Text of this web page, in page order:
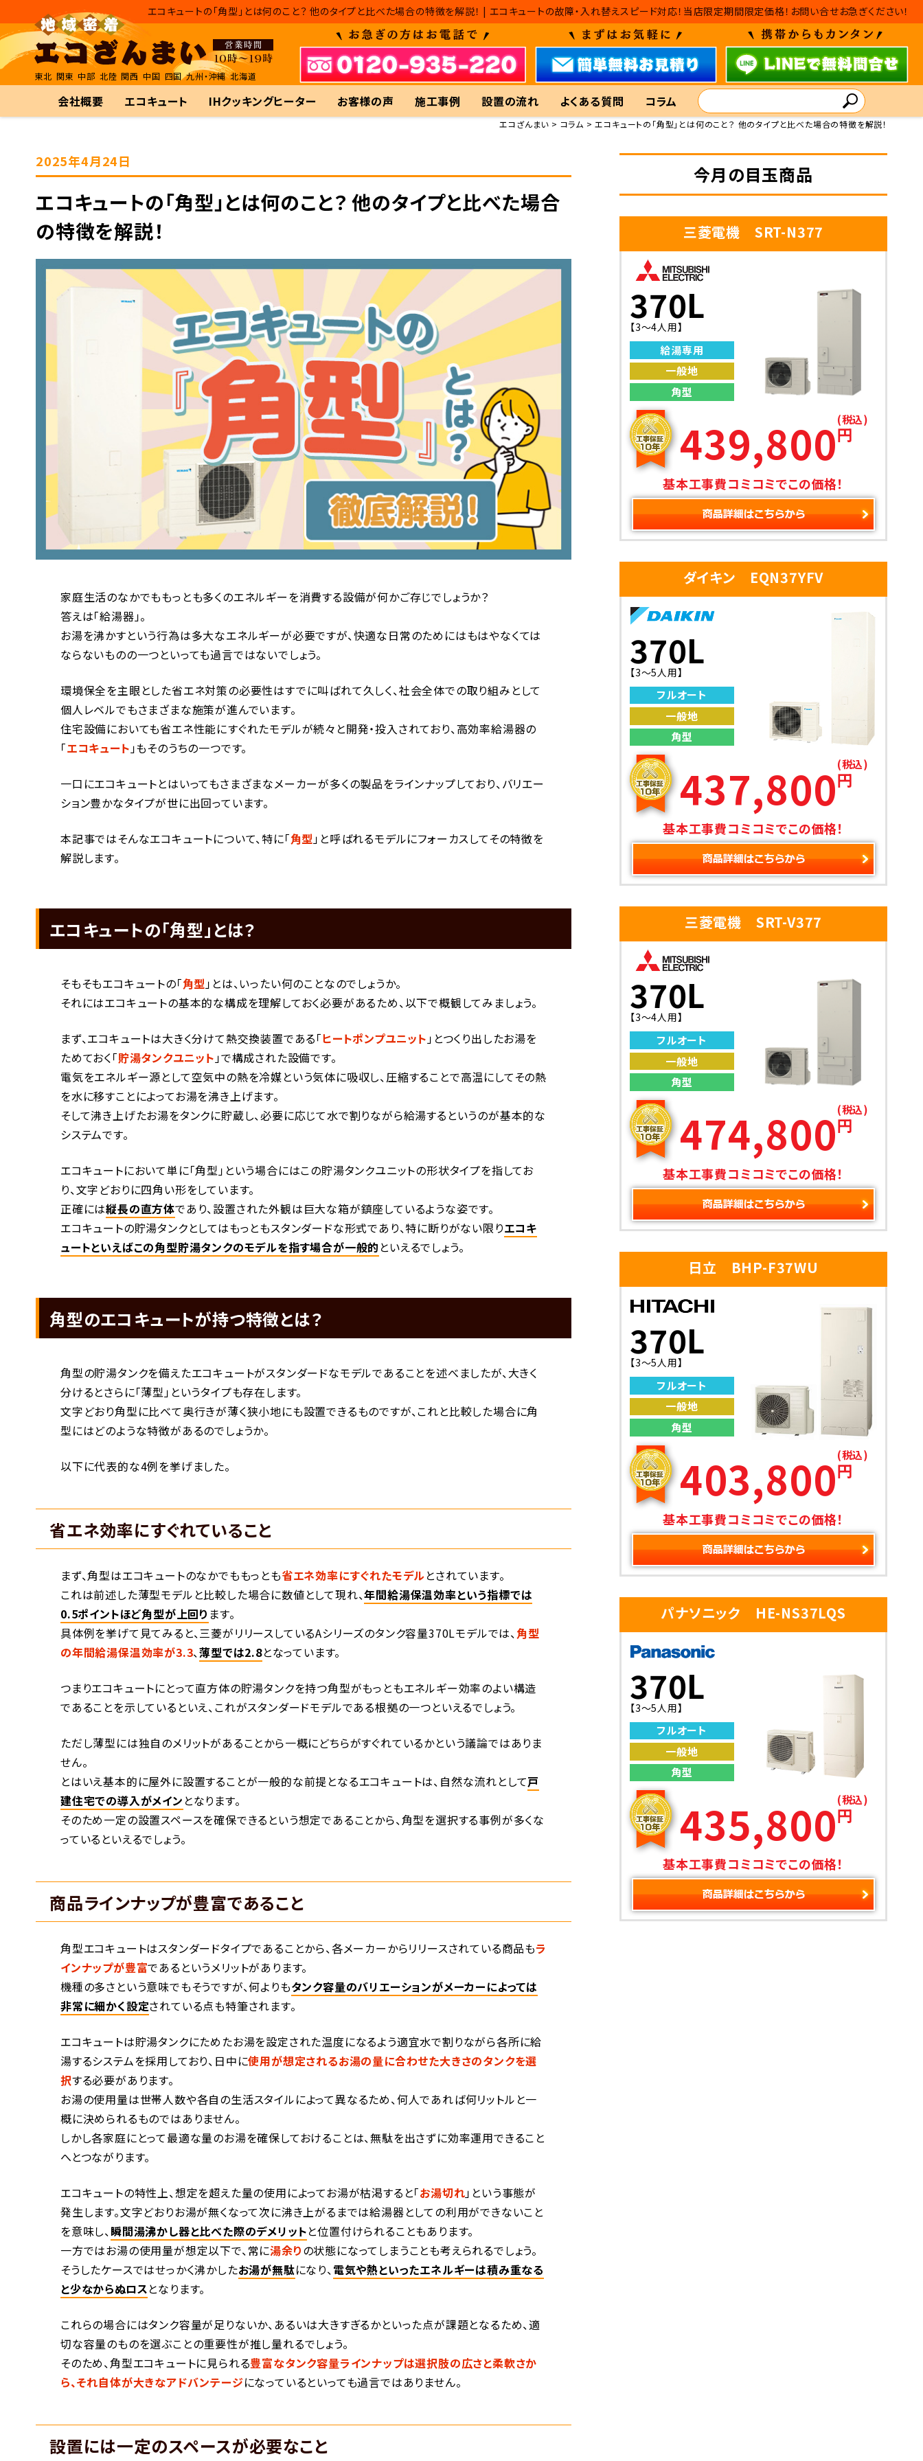
エコキュートの「角型」とは何のこと？ 他のタイプと比べた場合の特徴を解説！ | エコキュートの故障・入れ替えスピード対応！当店限定期間限定価格！お問い合せお急ぎください！
東北 関東 中部 北陸 関西 中国 四国 九州・沖縄 北海道
会社概要 エコキュート IHクッキングヒーター お客様の声 施工事例 設置の流れ よくある質問 コラム
エコざんまい コラム エコキュートの「角型」とは何のこと？ 他のタイプと比べた場合の特徴を解説！
2025年4月24日
エコキュートの「角型」とは何のこと？ 他のタイプと比べた場合
の特徴を解説！
家庭生活のなかでももっとも多くのエネルギーを消費する設備が何かご存じでしょうか？
答えは「給湯器」。
お湯を沸かすという行為は多大なエネルギーが必要ですが、快適な日常のためにはもはやなくては
ならないものの一つといっても過言ではないでしょう。
環境保全を主眼とした省エネ対策の必要性はすでに叫ばれて久しく、社会全体での取り組みとして
個人レベルでもさまざまな施策が進んでいます。
住宅設備においても省エネ性能にすぐれたモデルが続々と開発・投入されており、高効率給湯器の
「エコキュート」もそのうちの一つです。
一口にエコキュートとはいってもさまざまなメーカーが多くの製品をラインナップしており、バリエー
ション豊かなタイプが世に出回っています。
本記事ではそんなエコキュートについて、特に「角型」と呼ばれるモデルにフォーカスしてその特徴を
解説します。
エコキュートの「角型」とは？
そもそもエコキュートの「角型」とは、いったい何のことなのでしょうか。
それにはエコキュートの基本的な構成を理解しておく必要があるため、以下で概観してみましょう。
まず、エコキュートは大きく分けて熱交換装置である「ヒートポンプユニット」とつくり出したお湯を
ためておく「貯湯タンクユニット」で構成された設備です。
電気をエネルギー源として空気中の熱を冷媒という気体に吸収し、圧縮することで高温にしてその熱
を水に移すことによってお湯を沸き上げます。
そして沸き上げたお湯をタンクに貯蔵し、必要に応じて水で割りながら給湯するというのが基本的な
システムです。
エコキュートにおいて単に「角型」という場合にはこの貯湯タンクユニットの形状タイプを指してお
り、文字どおりに四角い形をしています。
正確には縦長の直方体であり、設置された外観は巨大な箱が鎮座しているような姿です。
エコキュートの貯湯タンクとしてはもっともスタンダードな形式であり、特に断りがない限りエコキ
ュートといえばこの角型貯湯タンクのモデルを指す場合が一般的といえるでしょう。
角型のエコキュートが持つ特徴とは？
角型の貯湯タンクを備えたエコキュートがスタンダードなモデルであることを述べましたが、大きく
分けるとさらに「薄型」というタイプも存在します。
文字どおり角型に比べて奥行きが薄く狭小地にも設置できるものですが、これと比較した場合に角
型にはどのような特徴があるのでしょうか。
以下に代表的な4例を挙げました。
省エネ効率にすぐれていること
まず、角型はエコキュートのなかでももっとも省エネ効率にすぐれたモデルとされています。
これは前述した薄型モデルと比較した場合に数値として現れ、年間給湯保温効率という指標では
0.5ポイントほど角型が上回り ます。
具体例を挙げて見てみると、三菱がリリースしているAシリーズのタンク容量370Lモデルでは、角型
の年間給湯保温効率が3.3、薄型では2.8となっています。
つまりエコキュートにとって直方体の貯湯タンクを持つ角型がもっともエネルギー効率のよい構造
であることを示しているといえ、これがスタンダードモデルである根拠の一つといえるでしょう。
ただし薄型には独自のメリットがあることから一概にどちらがすぐれているかという議論ではありま
せん。
とはいえ基本的に屋外に設置することが一般的な前提となるエコキュートは、自然な流れとして戸
建住宅での導入がメイン となります。
そのため一定の設置スペースを確保できるという想定であることから、角型を選択する事例が多くな
っているといえるでしょう。
商品ラインナップが豊富であること
角型エコキュートはスタンダードタイプであることから、各メーカーからリリースされている商品もラ
インナップが豊富であるというメリットがあります。
機種の多さという意味でもそうですが、何よりもタンク容量のバリエーションがメーカーによっては
非常に細かく設定されている点も特筆されます。
エコキュートは貯湯タンクにためたお湯を設定された温度になるよう適宜水で割りながら各所に給
湯するシステムを採用しており、日中に使用が想定されるお湯の量に合わせた大きさのタンクを選
択する必要があります。
お湯の使用量は世帯人数や各自の生活スタイルによって異なるため、何人であれば何リットルと一
概に決められるものではありません。
しかし各家庭にとって最適な量のお湯を確保しておけることは、無駄を出さずに効率運用できること
へとつながります。
エコキュートの特性上、想定を超えた量の使用によってお湯が枯渇すると「お湯切れ」という事態が
発生します。文字どおりお湯が無くなって次に沸き上がるまでは給湯器としての利用ができないこと
を意味し、瞬間湯沸かし器と比べた際のデメリットと位置付けられることもあります。
一方ではお湯の使用量が想定以下で、常に湯余りの状態になってしまうことも考えられるでしょう。
そうしたケースではせっかく沸かしたお湯が無駄になり、電気や熱といったエネルギーは積み重なる
と少なからぬロスとなります。
これらの場合にはタンク容量が足りないか、あるいは大きすぎるかといった点が課題となるため、適
切な容量のものを選ぶことの重要性が推し量れるでしょう。
そのため、角型エコキュートに見られる豊富なタンク容量ラインナップは選択肢の広さと柔軟さか
ら、それ自体が大きなアドバンテージになっているといっても過言ではありません。
設置には一定のスペースが必要なこと
今月の目玉商品
三菱電機 SRT-N377
370L
【3〜4人用】
給湯専用
一般地
角型
439,800円
(税込)
基本工事費コミコミでこの価格！
ダイキン EQN37YFV
370L
【3～5人用】
フルオート
一般地
角型
437,800円
(税込)
基本工事費コミコミでこの価格！
三菱電機 SRT-V377
370L
【3〜4人用】
フルオート
一般地
角型
474,800円
(税込)
基本工事費コミコミでこの価格！
日立 BHP-F37WU
370L
【3～5人用】
フルオート
一般地
角型
403,800円
(税込)
基本工事費コミコミでこの価格！
パナソニック HE-NS37LQS
370L
【3～5人用】
フルオート
一般地
角型
435,800円
(税込)
基本工事費コミコミでこの価格！